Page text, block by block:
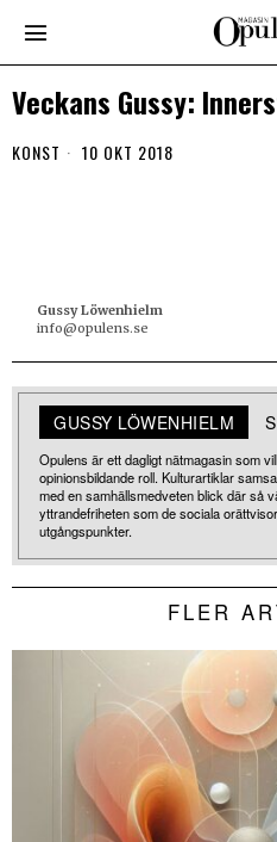
Veckans Gussy:
KONST 10 OKT 2018
Gussy Löwenhielm
info@opulens.se
GUSSY LÖWENHIELM
Opulens är ett dagligt nätmagasin som
opinionsbildande roll. Kulturartiklar
med en samhällsmedveten blick där så
yttrandefriheten som de sociala
utgångspunkter.
FLER